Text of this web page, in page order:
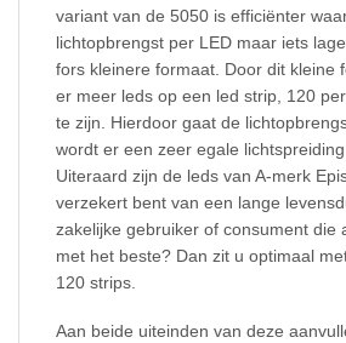
variant van de 5050 is efficiënter
lichtopbrengst per LED maar iets
fors kleinere formaat. Door dit kleine
er meer leds op een led strip, 120
te zijn. Hierdoor gaat de
wordt er een zeer egale lichtspreiding
Uiteraard zijn de leds van A-merk
verzekert bent van een lange
zakelijke gebruiker of consument die
met het beste? Dan zit u optimaal
120 strips.
Aan beide uiteinden van deze